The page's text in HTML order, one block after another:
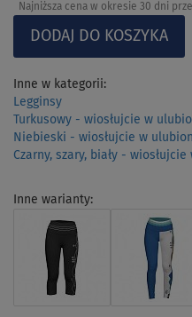
Najniższa cena w okresie 30 dni
Inne w kategorii:
Legginsy
Turkusowy - wiosłujcie w
Niebieski - wiosłujcie w
Czarny, szary, biały -
Inne warianty: